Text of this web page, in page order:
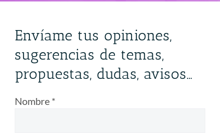
Envíame tus opiniones,
sugerencias de temas,
propuestas, dudas, avisos…
Nombre *